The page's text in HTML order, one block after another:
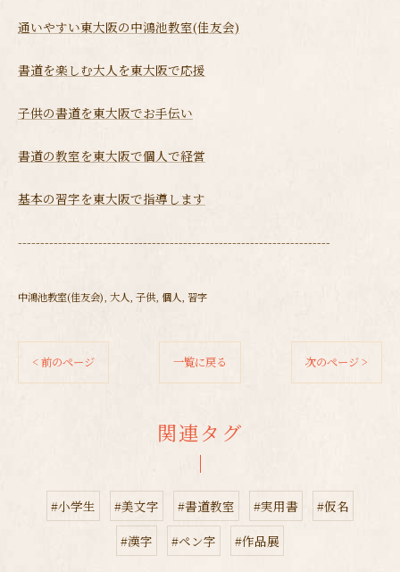
通いやすい東大阪の中鴻池教室(佳友会)
書道を楽しむ大人を東大阪で応援
子供の書道を東大阪でお手伝い
書道の教室を東大阪で個人で経営
基本の習字を東大阪で指導します
----------------------------------------------------------------------
中鴻池教室(佳友会) 大人 子供 個人 習字
< 前のページ 一覧に戻る 次のページ >
関連タグ
#小学生 #美文字 #書道教室 #実用書
#仮名
#漢字
#ペン字 #作品展